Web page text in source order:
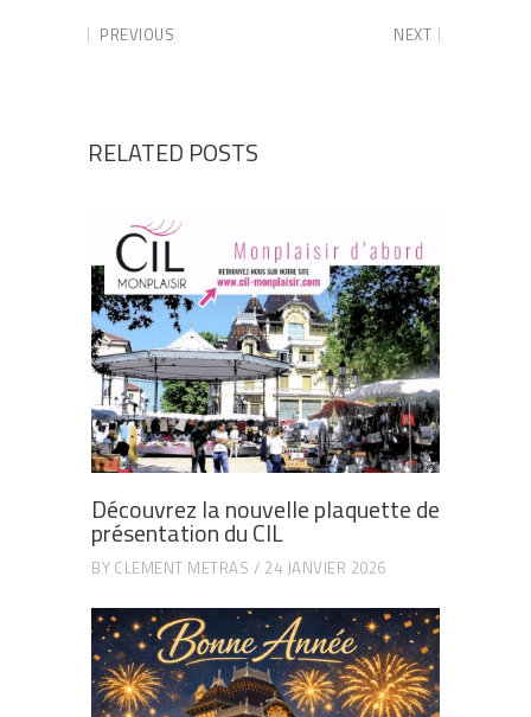
PREVIOUS NEXT
RELATED POSTS
Découvrez la nouvelle plaquette de
présentation du CIL
BY CLEMENT METRAS 24 JANVIER 2026